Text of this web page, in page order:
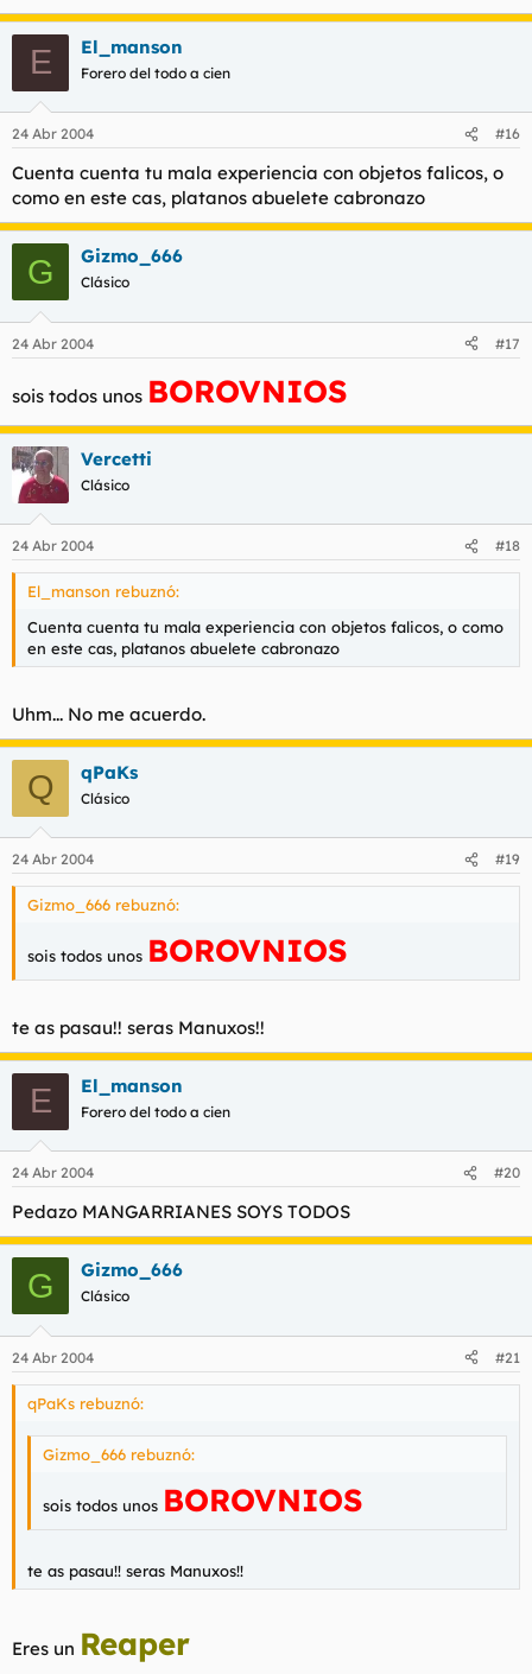
E El_manson
Forero del todo a cien
24 Abr 2004 #16
Cuenta cuenta tu mala experiencia con objetos falicos, o
como en este cas, platanos abuelete cabronazo
G Gizmo_666
Clásico
24 Abr 2004 #17
sois todos unos BOROVNIOS
Vercetti
Clásico
24 Abr 2004 #18
El_manson rebuznó:
Cuenta cuenta tu mala experiencia con objetos falicos, o como
en este cas, platanos abuelete cabronazo
Uhm... No me acuerdo.
Q qPaKs
Clásico
24 Abr 2004 #19
Gizmo_666 rebuznó:
sois todos unos BOROVNIOS
te as pasau!! seras Manuxos!!
E El_manson
Forero del todo a cien
24 Abr 2004 #20
Pedazo MANGARRIANES SOYS TODOS
G Gizmo_666
Clásico
24 Abr 2004 #21
qPaKs rebuznó:
Gizmo_666 rebuznó:
sois todos unos BOROVNIOS
te as pasau!! seras Manuxos!!
Eres un Reaper